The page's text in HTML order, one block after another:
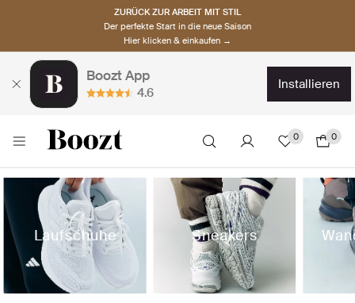
ZURÜCK ZUR ARBEIT MIT STIL
Der perfekte Start in die neue Saison
Hier klicken & einkaufen →
Boozt App
4.6
installieren
0 0
Laufschuhe Sneakers